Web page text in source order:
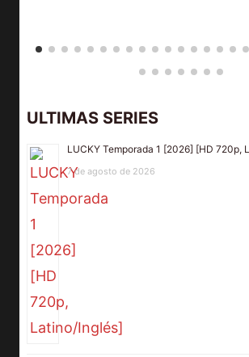
ULTIMAS SERIES
LUCKY Temporada 1 [2026] [HD 720p,
7 de agosto de 2026